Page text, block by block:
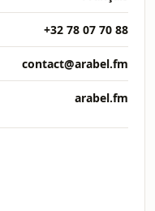
+32 78 07 70 88
contact@arabel.fm
arabel.fm